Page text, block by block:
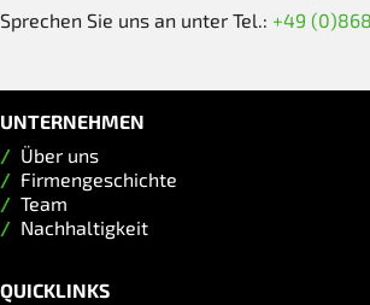
Sprechen Sie uns an unter Tel.: +49
UNTERNEHMEN
Über uns
Firmengeschichte
Team
Nachhaltigkeit
QUICKLINKS